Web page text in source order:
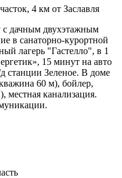
4 км от Заславля
с дачным двухэтажным
в санаторно-курортной
лагерь "Гастелло", в 1
15 минут на авто
станции Зеленое. В доме
60 м), бойлер,
местная канализация.